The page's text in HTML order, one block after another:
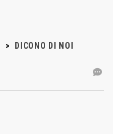
> DICONO DI NOI